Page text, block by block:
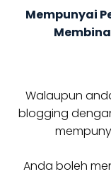
Mempunyai
Walaupun
blogging
Anda boleh